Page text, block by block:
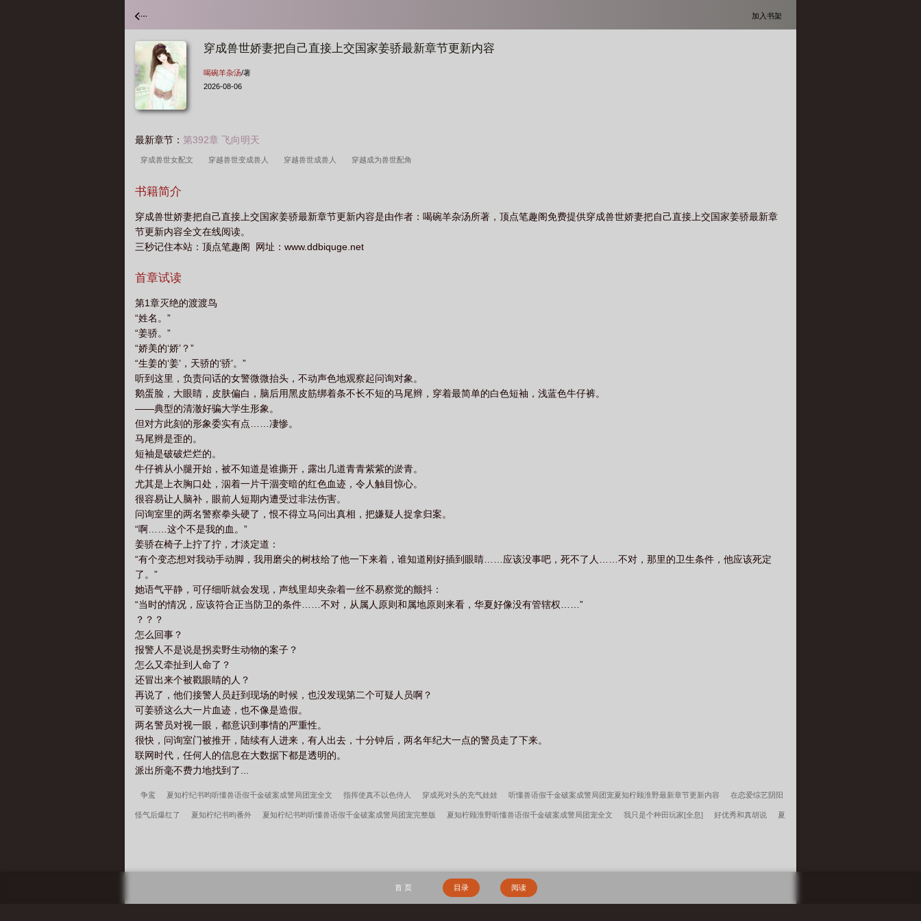
加入书架
穿成兽世娇妻把自己直接上交国家姜骄最新章节更新内容
喝碗羊杂汤/著
2026-08-06
最新章节： 第392章 飞向明天
穿成兽世女配文 穿越兽世变成兽人 穿越兽世成兽人 穿越成为兽世配角
书籍简介
穿成兽世娇妻把自己直接上交国家姜骄最新章节更新内容是由作者：喝碗羊杂汤所著，顶点笔趣阁免费提供穿成兽世娇妻把自己直接上交国家姜骄最新章
节更新内容全文在线阅读。
三秒记住本站：顶点笔趣阁 网址：www.ddbiquge.net
首章试读
第1章灭绝的渡渡鸟
“姓名。”
“姜骄。”
“娇美的‘娇’？”
“生姜的‘姜’，天骄的‘骄’。”
听到这里，负责问话的女警微微抬头，不动声色地观察起问询对象。
鹅蛋脸，大眼睛，皮肤偏白，脑后用黑皮筋绑着条不长不短的马尾辫，穿着最简单的白色短袖，浅蓝色牛仔裤。
——典型的清澈好骗大学生形象。
但对方此刻的形象委实有点……凄惨。
马尾辫是歪的。
短袖是破破烂烂的。
牛仔裤从小腿开始，被不知道是谁撕开，露出几道青青紫紫的淤青。
尤其是上衣胸口处，泅着一片干涸变暗的红色血迹，令人触目惊心。
很容易让人脑补，眼前人短期内遭受过非法伤害。
问询室里的两名警察拳头硬了，恨不得立马问出真相，把嫌疑人捉拿归案。
“啊……这个不是我的血。”
姜骄在椅子上拧了拧，才淡定道：
“有个变态想对我动手动脚，我用磨尖的树枝给了他一下来着，谁知道刚好插到眼睛……应该没事吧，死不了人……不对，那里的卫生条件，他应该死定
了。”
她语气平静，可仔细听就会发现，声线里却夹杂着一丝不易察觉的颤抖：
“当时的情况，应该符合正当防卫的条件……不对，从属人原则和属地原则来看，华夏好像没有管辖权……”
？？？
怎么回事？
报警人不是说是拐卖野生动物的案子？
怎么又牵扯到人命了？
还冒出来个被戳眼睛的人？
再说了，他们接警人员赶到现场的时候，也没发现第二个可疑人员啊？
可姜骄这么大一片血迹，也不像是造假。
两名警员对视一眼，都意识到事情的严重性。
很快，问询室门被推开，陆续有人进来，有人出去，十分钟后，两名年纪大一点的警员走了下来。
联网时代，任何人的信息在大数据下都是透明的。
派出所毫不费力地找到了...
争鸾 夏知柠纪书昀听懂兽语假千金破案成警局团宠全文 指挥使真不以色侍人 穿成死对头的充气娃娃 听懂兽语假千金破案成警局团宠夏知柠顾淮野最新章节更新内容 在恋爱综艺阴阳
怪气后爆红了 夏知柠纪书昀番外 夏知柠纪书昀听懂兽语假千金破案成警局团宠完整版 夏知柠顾淮野听懂兽语假千金破案成警局团宠全文 我只是个种田玩家[全息] 好优秀和真胡说 夏
我有特殊的升官技巧
首 页 目录 阅读